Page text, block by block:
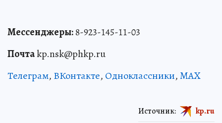
Мессенджеры:8-923-145-11-03
Почтаkp.nsk@phkp.ru
Телеграм, ВКонтакте, Одноклассники,MAX
Источник: kp.ru